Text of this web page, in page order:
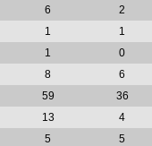
6
2
1
1
1
0
8
6
59
36
13
4
5
5